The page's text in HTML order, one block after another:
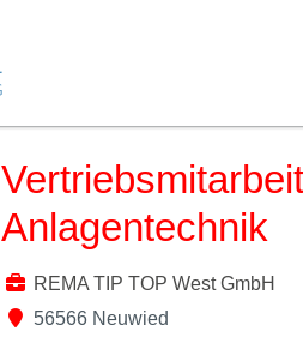
Anlagentechnik
REMA TIP TOP West GmbH
56566 Neuwied